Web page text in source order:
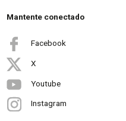
Mantente conectado
Facebook
X
Youtube
Instagram